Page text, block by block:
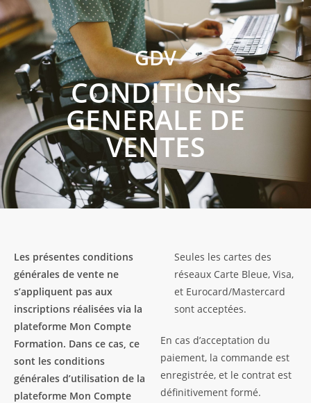
GDV
CONDITIONS
GENERALE DE
VENTES
Les présentes conditions
générales de vente ne
s’appliquent pas aux
inscriptions réalisées via la
plateforme Mon Compte
Formation. Dans ce cas, ce
sont les conditions
générales d’utilisation de la
plateforme Mon Compte
Seules les cartes des
réseaux Carte Bleue, Visa,
et Eurocard/Mastercard
sont acceptées.
En cas d’acceptation du
paiement, la commande est
enregistrée, et le contrat est
définitivement formé.